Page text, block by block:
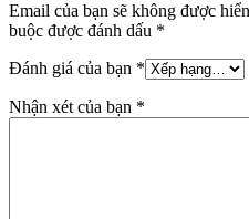
Email của bạn sẽ không được
buộc được đánh dấu *
Đánh giá của bạn *
Nhận xét của bạn *